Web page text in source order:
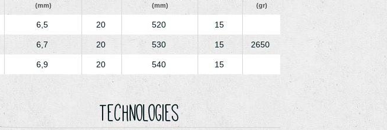
(mm)
(mm)
(gr)
6,5 20 520 15
6,7 20 530 15 2650
6,9 20 540 15
Technologies